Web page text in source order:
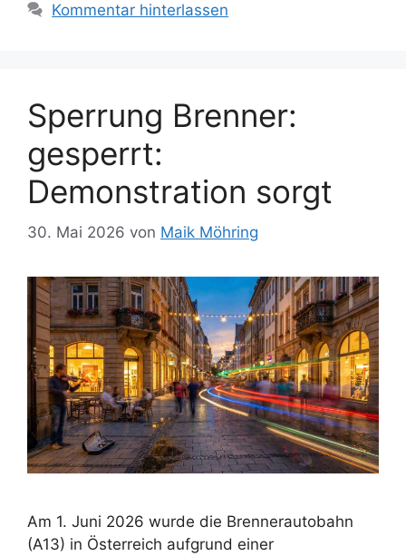
Kommentar hinterlassen
Sperrung Brenner:
gesperrt:
Demonstration sorgt
30. Mai 2026 von Maik Möhring
Am 1. Juni 2026 wurde die Brennerautobahn
(A13) in Österreich aufgrund einer